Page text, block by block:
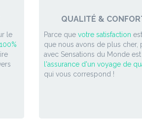
le
100%
QUALITÉ &
Parce que votre satisfaction
que nous avons de plus cher,
avec Sensations du Monde est
l'assurance d'un voyage de
qui vous correspond !